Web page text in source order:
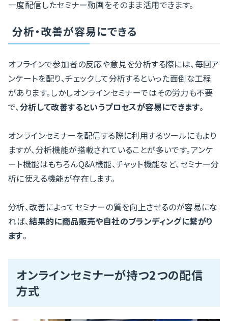
一度配信したセミナー動画をそのまま活用できます。
分析・改善が容易にできる
オフラインで参加者の反応や意見を分析する際には、毎回ア
ンケートを配り、チェックして分析するといった面倒な工程
があります。しかしオンラインセミナーではその労力も不要
で、分析して改善するというプロセスが容易にできます。
オンラインセミナーを配信する際に利用するツールにもより
ますが、分析機能が搭載されていることが多いです。アンケ
ート機能はもちろんQ&A機能、チャット機能など、セミナー分
析に使える機能が存在します。
分析、改善によってセミナーの質を向上させるのが容易にな
れば、結果的に商品販売や自社のブランディングに繋がり
ます。
オンラインセミナーが持つ2つの配信
方式